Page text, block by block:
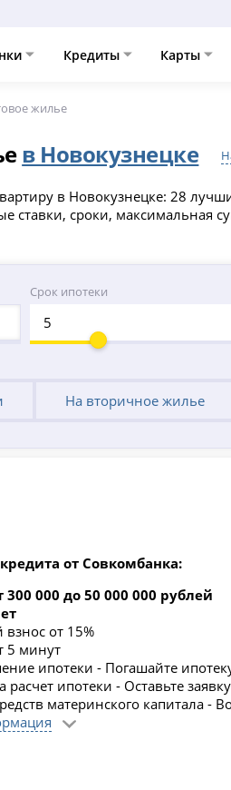
Кредиты Карты
жилье
в Новокузнецке
в Новокузнецке: 28
ставки, сроки,
Срок ипотеки
На вторичное жилье
от Совкомбанка:
300 000 до 50 000 000 рублей
от 15%
5 минут
ипотеки - Погашайте
расчет ипотеки - Оставьте
материнского капитала -